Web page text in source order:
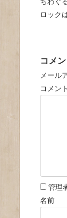
ロック
コメ
メール
コメント
管理
名前